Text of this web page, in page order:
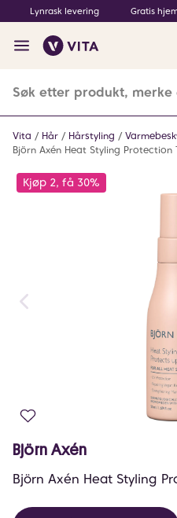
Lynrask levering Gratis
Vita Hår Hårstyling
Björn Axén Heat Styling Protection
Kjøp 2, få 30%
Björn Axén
Björn Axén Heat Styling